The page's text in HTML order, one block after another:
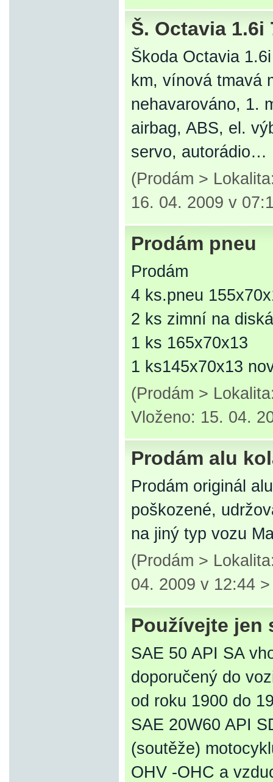
Š. Octavia 1.6i
Škoda Octavia
km, vínová tmavá
nehavarováno, 1.
airbag, ABS, el.
servo, autorádio…
(Prodám >
16. 04. 2009 v
Prodám pneu
Prodám
4 ks.pneu
2 ks zimní na
1 ks 165x70x13
1 ks145x70x13
(Prodám >
Vloženo: 15. 04.
Prodám alu
Prodám originál
poškozené,
na jiný typ vozu
(Prodám >
04. 2009 v 12:44
Používejte jen
SAE 50 API SA
doporučený do
od roku 1900 do
SAE 20W60 API
(soutěže)
OHV -OHC a